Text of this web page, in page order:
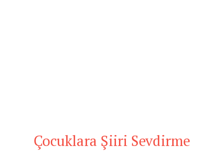
Çocuklara Şiiri Sevdirme